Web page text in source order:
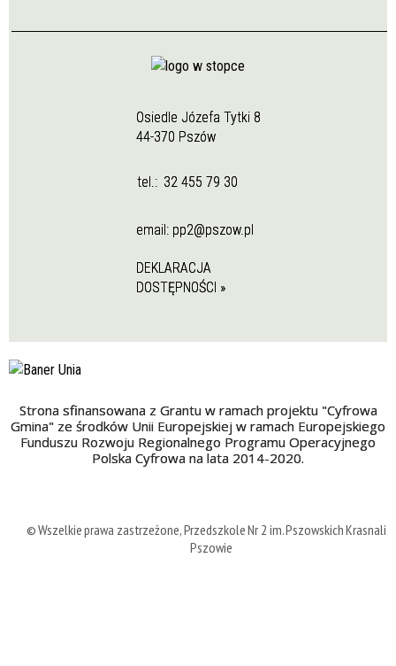
Osiedle Józefa Tytki 8
44-370 Pszów
tel.: 32 455 79 30
email: pp2@pszow.pl
DEKLARACJA
DOSTĘPNOŚCI »
Strona sfinansowana z Grantu w ramach projektu "Cyfrowa
Gmina" ze środków Unii Europejskiej w ramach Europejskiego
Funduszu Rozwoju Regionalnego Programu Operacyjnego
Polska Cyfrowa na lata 2014-2020.
© Wszelkie prawa zastrzeżone, Przedszkole Nr 2 im. Pszowskich Krasnali w
Pszowie